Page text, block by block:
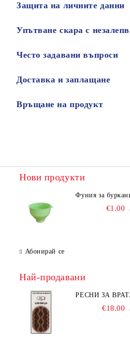
Защита на личните данни
Упътване скара с
Често задавани въпроси
Доставка и заплащане
Връщане на продукт
Нови продукти
Фуния за
€1.00
Абонирай се
Най-продавани
РЕСНИ ЗА
€18.00